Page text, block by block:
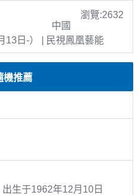
瀏覽:2632
中國
13日-） | 民視鳳凰藝能
機推薦
生于1962年12月10日